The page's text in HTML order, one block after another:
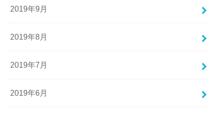
2019年9月
2019年8月
2019年7月
2019年6月